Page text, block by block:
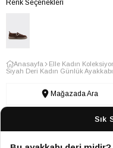
Renk Seçenekleri
Anasayfa Elle Kadın
Siyah Deri Kadın Günlük Ayakkabı
Mağazada Ara
Sık